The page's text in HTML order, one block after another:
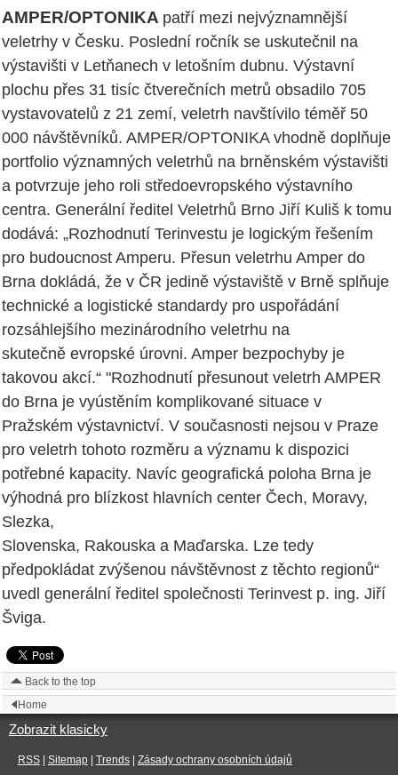
AMPER/OPTONIKA patří mezi nejvýznamnější
veletrhy v Česku. Poslední ročník se uskutečnil na
výstavišti v Letňanech v letošním dubnu. Výstavní
plochu přes 31 tisíc čtverečních metrů obsadilo 705
vystavovatelů z 21 zemí, veletrh navštívilo téměř 50
000 návštěvníků. AMPER/OPTONIKA vhodně doplňuje
portfolio významných veletrhů na brněnském výstavišti
a potvrzuje jeho roli středoevropského výstavního
centra. Generální ředitel Veletrhů Brno Jiří Kuliš k tomu
dodává: „Rozhodnutí Terinvestu je logickým řešením
pro budoucnost Amperu. Přesun veletrhu Amper do
Brna dokládá, že v ČR jedině výstaviště v Brně splňuje
technické a logistické standardy pro uspořádání
rozsáhlejšího mezinárodního veletrhu na
skutečně evropské úrovni. Amper bezpochyby je
takovou akcí.“ "Rozhodnutí přesunout veletrh AMPER
do Brna je vyústěním komplikované situace v
Pražském výstavnictví. V současnosti nejsou v Praze
pro veletrh tohoto rozměru a významu k dispozici
potřebné kapacity. Navíc geografická poloha Brna je
výhodná pro blízkost hlavních center Čech, Moravy,
Slezka,
Slovenska, Rakouska a Maďarska. Lze tedy
předpokládat zvýšenou návštěvnost z těchto regionů“
uvedl generální ředitel společnosti Terinvest p. ing. Jiří
Šviga.
Back to the top
Home
Zobrazit klasicky
RSS| Sitemap| Trends| Zásady ochrany osobních údajů